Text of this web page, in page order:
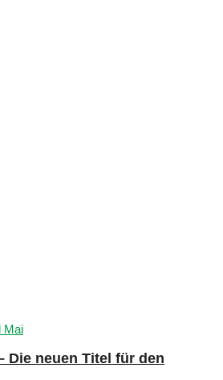
Die neuen Titel für den